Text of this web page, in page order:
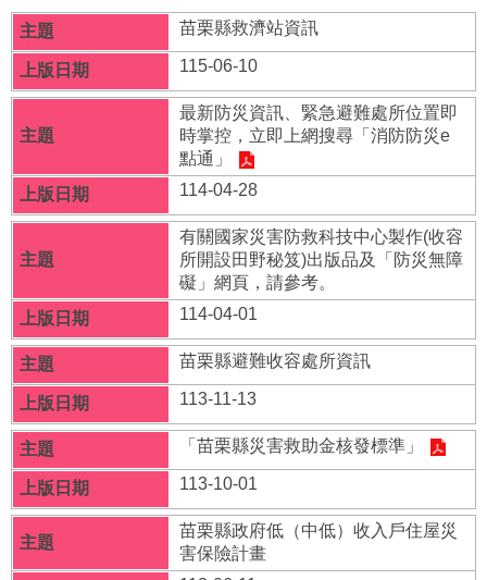
府
資
訊
公
令
規
章
佈
欄
便
民
服
務
社
會
利
導
苗栗縣救濟站資訊
115-06-10
最新防災資訊、緊急避難處所位置即
時掌控，立即上網搜尋「消防防災e
點通」
114-04-28
有關國家災害防救科技中心製作(收容
所開設田野秘笈)出版品及「防災無障
礙」網頁，請參考。
114-04-01
苗栗縣避難收容處所資訊
113-11-13
「苗栗縣災害救助金核發標準」
113-10-01
苗栗縣政府低（中低）收入戶住屋災
害保險計畫